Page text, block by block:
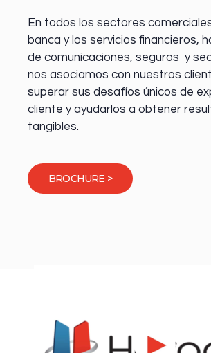
En todos los sectores
banca y los servicios financieros,
de comunicaciones, seguros y
nos asociamos con nuestros
superar sus desafíos únicos de
cliente y ayudarlos a obtener
tangibles.
BROCHURE >